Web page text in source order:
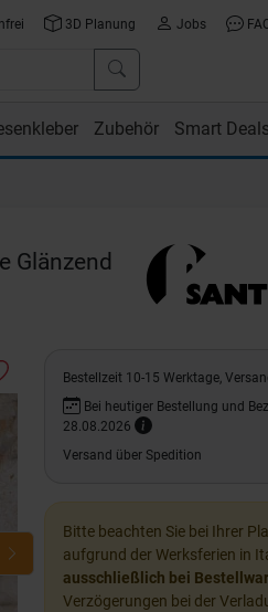
3D Planung Jobs
Zubehör Smart Deals
Glänzend
Bestellzeit 10-15 Werktage,
Bei heutiger Bestellung und
28.08.2026
Versand über Spedition
Bitte beachten Sie bei Ihrer
aufgrund der Werksferien in
ausschließlich bei
Verzögerungen bei der